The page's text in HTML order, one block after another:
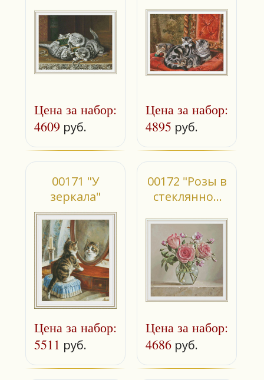
Цена за набор:
4609 руб.
трое котят"
Цена за набор:
4895 руб.
00171 "У
зеркала"
Цена за набор:
5511 руб.
00172 "Розы в
стеклянной
Цена за набор:
4686 руб.